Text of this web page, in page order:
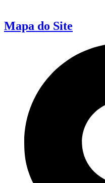
Mapa do Site